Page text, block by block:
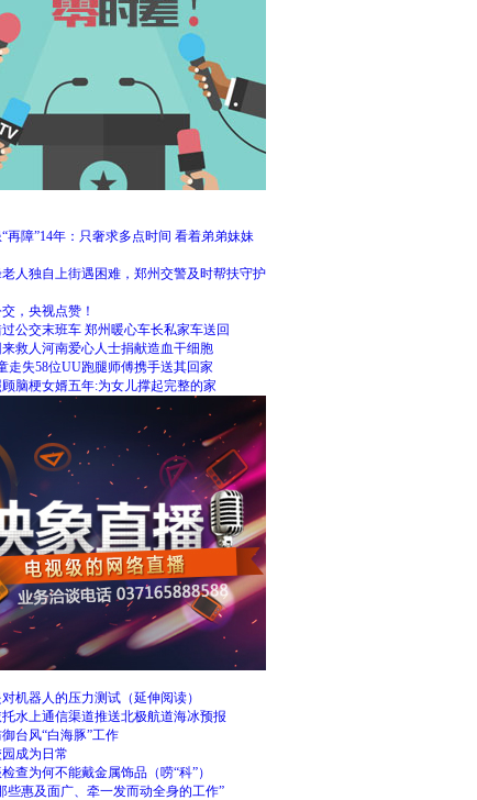
再障”14年：只奢求多点时间 看着弟弟妹妹
人独自上街遇困难，郑州交警及时帮扶守护
交，央视点赞！
过公交末班车 郑州暖心车长私家车送回
来救人河南爱心人士捐献造血干细胞
走失58位UU跑腿师傅携手送其回家
脑梗女婿五年:为女儿撑起完整的家
对机器人的压力测试（延伸阅读）
托水上通信渠道推送北极航道海冰预报
御台风“白海豚”工作
园成为日常
检查为何不能戴金属饰品（唠“科”）
些惠及面广、牵一发而动全身的工作”